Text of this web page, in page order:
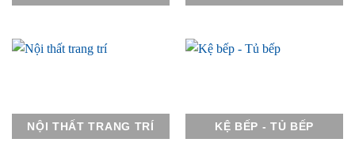
NỘI THẤT TRANG TRÍ KỆ BẾP - TỦ BẾP